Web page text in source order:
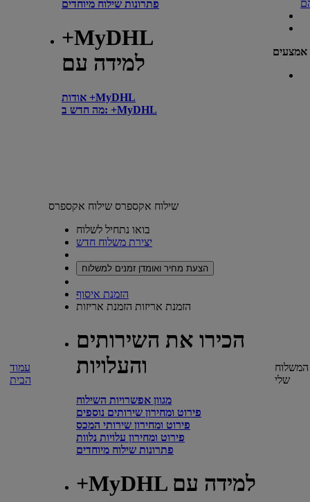
פתרונות שילוח מיוחדים
+MyDHL
למידה עם
אודות +MyDHL
מה חדש ב: +MyDHL
אמצעים
עמוד
הבית
שילוח אקספרס שילוח אקספרס
בואו נתחיל לשלוח
יצירת משלוח חדש
הצעת מחיר ואומדן זמנים למשלוח
הזמנת איסוף
הזמנת אריזות הזמנת אריזות
הכירו את השירותים
והעלויות
מגוון אפשרויות השילוח
פירוט ומחירון שירותים נוספים
פירוט ומחירון שירותי המכס
פירוט ומחירון עלויות נלוות
פתרונות שילוח מיוחדים
+MyDHL למידה עם
שלי